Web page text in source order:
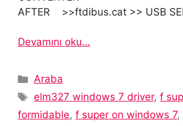
AFTER >>ftdibus.cat >> USB
Devamını oku…
Kategoriler
Araba
Etiketler
elm327 windows 7 driver,f
formidable, f super on windows 7,